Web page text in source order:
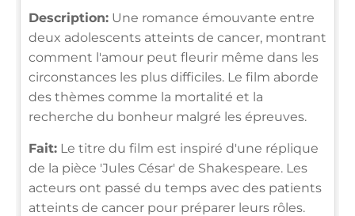
Description: Une romance émouvante entre
deux adolescents atteints de cancer, montrant
comment l'amour peut fleurir même dans les
circonstances les plus difficiles. Le film aborde
des thèmes comme la mortalité et la
recherche du bonheur malgré les épreuves.
Fait: Le titre du film est inspiré d'une réplique
de la pièce 'Jules César' de Shakespeare. Les
acteurs ont passé du temps avec des patients
atteints de cancer pour préparer leurs rôles.